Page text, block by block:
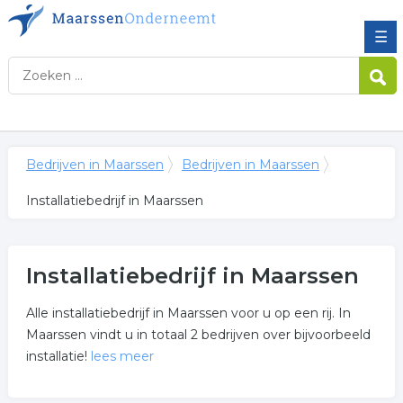
☰
Bedrijven in Maarssen Bedrijven in Maarssen
Installatiebedrijf in Maarssen
Installatiebedrijf in Maarssen
Alle installatiebedrijf in Maarssen voor u op een rij. In
Maarssen vindt u in totaal 2 bedrijven over bijvoorbeeld
installatie! lees meer